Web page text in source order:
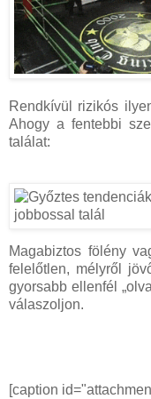
Rendkívül rizikós
Ahogy a fentebbi
találat:
Magabiztos fölény
felelőtlen, mélyről
gyorsabb ellenfél
válaszoljon.
[caption